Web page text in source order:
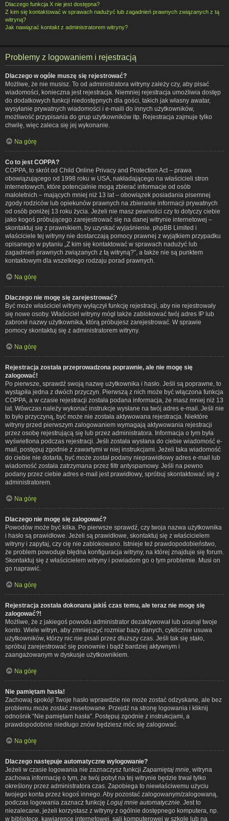
Dlaczego funkcja X nie jest dostępna?
Z kim się kontaktować w sprawach nadużyć lub zagadnień prawnych związanych z tą
witryną?
Jak nawiązać kontakt z administratorem witryny?
Problemy z logowaniem i rejestracją
Dlaczego w ogóle muszę się rejestrować?
Możliwe, że nie musisz. To od administratora witryny zależy czy, aby pisać
wiadomości, konieczna jest rejestracja. Niemniej rejestracja umożliwia dostęp
do dodatkowych funkcji niedostępnych dla gości, takich jak własny awatar,
wysyłanie prywatnych wiadomości i e-maili do innych użytkowników,
możliwość przypisania do grup użytkowników itp. Rejestracja zajmuje tylko
chwilę, więc zaleca się jej wykonanie.
Na górę
Co to jest COPPA?
COPPA, to skrót od Child Online Privacy and Protection Act – prawa
obowiązującego od 1998 roku w USA, nakładającego na właścicieli stron
internetowych, które potencjalnie mogą zbierać informacje od osób
małoletnich – mających mniej niż 13 lat – obowiązek posiadania pisemnej
zgody rodziców lub opiekunów prawnych na zbieranie informacji prywatnych
od osób poniżej 13 roku życia. Jeżeli nie masz pewności czy to dotyczy ciebie
jako kogoś próbującego zarejestrować się na danej witrynie internetowej –
skontaktuj się z prawnikiem, by uzyskać wyjaśnienie. phpBB Limited i
właściciele tej witryny nie dostarczają pomocy prawnej z wyjątkiem przypadku
opisanego w pytaniu „Z kim się kontaktować w sprawach nadużyć lub
zagadnień prawnych związanych z tą witryną?”, a także nie są punktem
kontaktowym dla wszelkiego rodzaju porad prawnych.
Na górę
Dlaczego nie mogę się zarejestrować?
Być może właściciel witryny wyłączył funkcję rejestracji, aby nie rejestrowały
się nowe osoby. Właściciel witryny mógł także zablokować twój adres IP lub
zabronił nazwy użytkownika, którą próbujesz zarejestrować. W sprawie
pomocy skontaktuj się z administratorem witryny.
Na górę
Rejestracja została przeprowadzona poprawnie, ale nie mogę się
zalogować!
Po pierwsze, sprawdź swoją nazwę użytkownika i hasło. Jeśli są poprawne, to
wystąpiła jedna z dwóch przyczyn. Pierwszą z nich może być włączona funkcja
COPPA, a w czasie rejestracji została podana informacja, że masz mniej niż 13
lat. Wówczas należy wykonać instrukcje wysłane na twój adres e-mail. Jeśli nie
to było przyczyną, być może nie została aktywowana rejestracja. Niektóre
witryny przed pierwszym zalogowaniem wymagają aktywowania rejestracji
przez osobę rejestrującą się lub przez administratora. Informacja o tym była
wyświetlona podczas rejestracji. Jeśli została wysłana do ciebie wiadomość e-
mail, postępuj zgodnie z zawartymi w niej instrukcjami. Jeżeli taka wiadomość
do ciebie nie dotarła, być może został podany nieprawidłowy adres e-mail lub
wiadomość została zatrzymana przez filtr antyspamowy. Jeśli na pewno
podany przez ciebie adres e-mail jest prawidłowy, spróbuj skontaktować się z
administratorem.
Na górę
Dlaczego nie mogę się zalogować?
Powodów może być kilka. Po pierwsze sprawdź, czy twoja nazwa użytkownika
i hasło są prawidłowe. Jeżeli są prawidłowe, skontaktuj się z właścicielem
witryny i zapytaj, czy cię nie zablokowano. Istnieje też prawdopodobieństwo,
że problem powoduje błędna konfiguracja witryny, na której znajduje się forum.
Skontaktuj się z właścicielem witryny i powiadom go o tym problemie. Musi on
go naprawić.
Na górę
Rejestracja została dokonana jakiś czas temu, ale teraz nie mogę się
zalogować?!
Możliwe, że z jakiegoś powodu administrator dezaktywował lub usunął twoje
konto. Wiele witryn, aby zmniejszyć rozmiar bazy danych, cyklicznie usuwa
użytkowników, którzy nic nie pisali przez dłuższy czas. Jeśli tak się stało,
spróbuj zarejestrować się ponownie i bądź bardziej aktywnym i
zaangażowanym w dyskusje użytkownikiem.
Na górę
Nie pamiętam hasła!
Zachowaj spokój! Twoje hasło wprawdzie nie może zostać odzyskane, ale bez
problemu może zostać zresetowane. Przejdź na stronę logowania i kliknij
odnośnik “Nie pamiętam hasła”. Postępuj zgodnie z instrukcjami, a
prawdopodobnie niedługo znów będziesz móc się zalogować.
Na górę
Dlaczego następuje automatyczne wylogowanie?
Jeżeli w czasie logowania nie zaznaczysz funkcji Zapamiętaj mnie , witryna
zachowa informację o tym, że twój pobyt na tej witrynie będzie trwał tylko
określony przez administratora czas. Zapobiega to niewłaściwemu użyciu
twojego konta przez kogoś innego. Aby pozostać zalogowanym/zalogowaną,
podczas logowania zaznacz funkcję Loguj mnie automatycznie . Jest to
niezalecane, jeżeli korzystasz z witryny z ogólnie dostępnego komputera, np.
w bibliotece, kawiarence internetowej, sali komputerowej w szkole lub na